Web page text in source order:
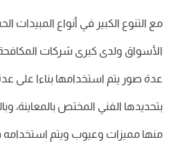
مع التنوع الكبير في أنواع المبيدات
الأسواق ولدى كبرى شركات
عدة صور يتم استخدامها بناءا على
بتحديدها الفني المختص بالمعاينة،
منها مميزات وعيوب ويتم